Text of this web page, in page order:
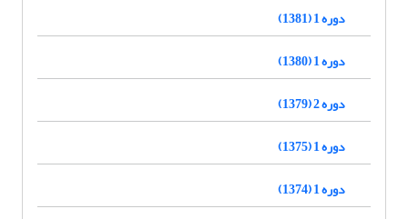
دوره 1 (1381)
دوره 1 (1380)
دوره 2 (1379)
دوره 1 (1375)
دوره 1 (1374)